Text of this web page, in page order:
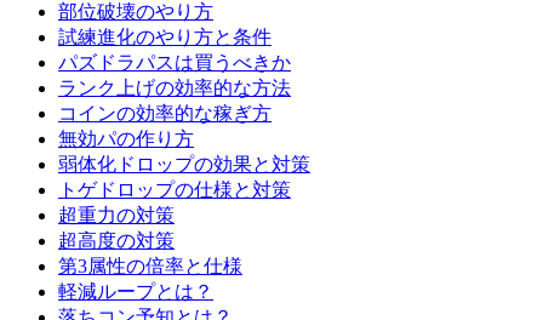
部位破壊のやり方
試練進化のやり方と条件
パズドラパスは買うべきか
ランク上げの効率的な方法
コインの効率的な稼ぎ方
無効パの作り方
弱体化ドロップの効果と対策
トゲドロップの仕様と対策
超重力の対策
超高度の対策
第3属性の倍率と仕様
軽減ループとは？